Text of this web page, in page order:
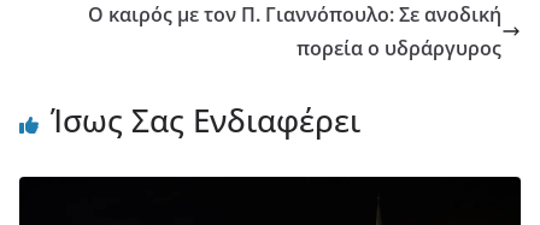
Ο καιρός με τον Π. Γιαννόπουλο: Σε ανοδική
πορεία ο υδράργυρος
Ίσως Σας Ενδιαφέρει